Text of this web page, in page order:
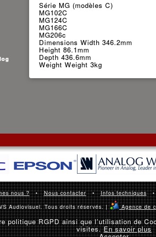
Série MG (modèles C)
MG102C
MG124C
MG166C
MG206c
Dimensions Width 346.2mm
Height 86.1mm
Depth 436.6mm
Weight Weight 3kg
nous ?•Nous contacter•Infos techniques
Audiovisuel. Tous droits réservés. |
Agence de
politique RGPD ainsi que l’utilisation de
visites.En savoir plus